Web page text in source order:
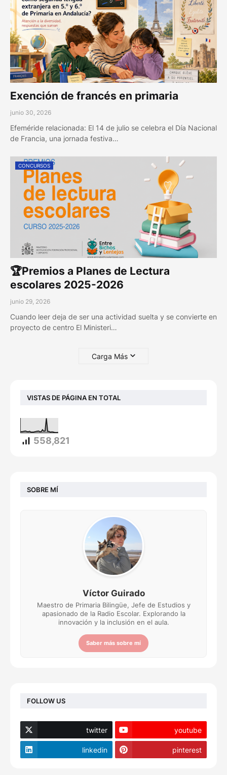
Exención de francés en primaria
junio 30, 2026
Efeméride relacionada: El 14 de julio se celebra el Día Nacional
de Francia, una jornada festiva…
CONCURSOS
🏆Premios a Planes de Lectura
escolares 2025-2026
junio 29, 2026
Cuando leer deja de ser una actividad suelta y se convierte en
proyecto de centro El Ministeri…
Carga Más
VISTAS DE PÁGINA EN TOTAL
558,821
SOBRE MÍ
Víctor Guirado
Maestro de Primaria Bilingüe, Jefe de Estudios y
apasionado de la Radio Escolar. Explorando la
innovación y la inclusión en el aula.
Saber más sobre mí
FOLLOW US
twitter youtube
linkedin pinterest